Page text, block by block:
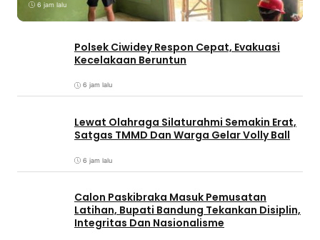
6 jam lalu
Polsek Ciwidey Respon Cepat, Evakuasi
Kecelakaan Beruntun
6 jam lalu
Lewat Olahraga Silaturahmi Semakin Erat,
Satgas TMMD Dan Warga Gelar Volly Ball
6 jam lalu
Calon Paskibraka Masuk Pemusatan
Latihan, Bupati Bandung Tekankan Disiplin,
Integritas Dan Nasionalisme